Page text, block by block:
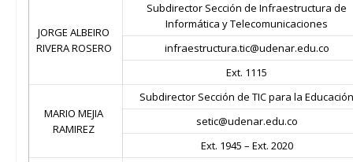
JORGE ALBEIRO
RIVERA ROSERO
Subdirector Sección de Infraestructura de
Informática y Telecomunicaciones
infraestructura.tic@udenar.edu.co
Ext. 1115
MARIO MEJIA
RAMIREZ
Subdirector Sección de TIC para la Educación
setic@udenar.edu.co
Ext. 1945 – Ext. 2020